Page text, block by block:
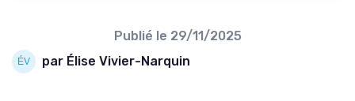
Publié le 29/11/2025
par Élise Vivier-Narquin